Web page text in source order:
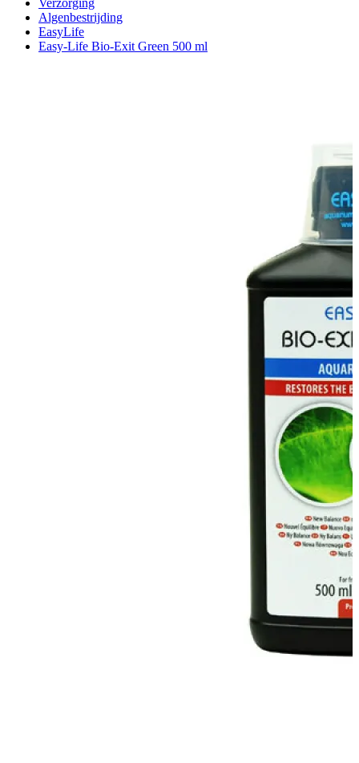
Verzorging
Algenbestrijding
EasyLife
Easy-Life Bio-Exit Green 500 ml